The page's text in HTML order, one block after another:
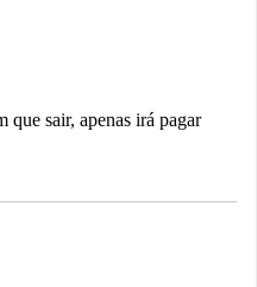
que sair, apenas irá pagar